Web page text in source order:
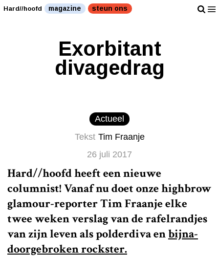
Hard//hoofd magazine steun ons
Exorbitant
divagedrag
Actueel
Tekst Tim Fraanje
26 juli 2017
Hard//hoofd heeft een nieuwe
columnist! Vanaf nu doet onze highbrow
glamour-reporter Tim Fraanje elke
twee weken verslag van de rafelrandjes
van zijn leven als polderdiva enbijna-
doorgebroken rockster.